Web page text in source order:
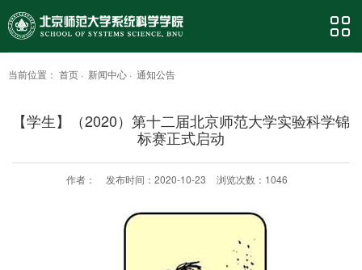
当前位置： 首页 · 新闻中心 · 通知公告
【学生】（2020）第十二届北京师范大学实验科学锦
标赛正式启动
作者： 发布时间：2020-10-23 浏览次数： 1046